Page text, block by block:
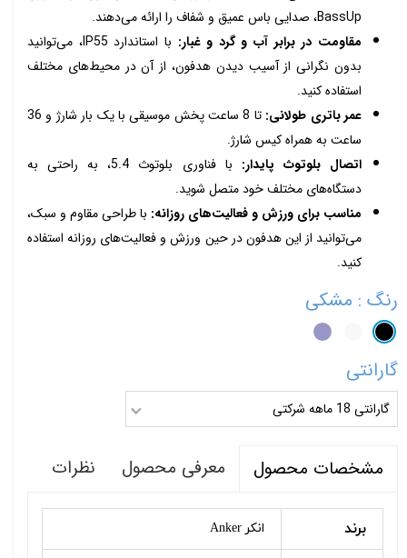
BassUp، صدایی باس عمیق و شفاف را ارائه می‌دهند.
مقاومت در برابر آب و گرد و غبار:
با استاندارد IP55، می‌توانید
بدون نگرانی از آسیب دیدن هدفون، از آن در محیط‌های مختلف
استفاده کنید.
عمر باتری طولانی:
تا 8 ساعت پخش موسیقی با یک بار شارژ و 36
ساعت به همراه کیس شارژ.
اتصال بلوتوث پایدار:
با فناوری بلوتوث 5.4، به راحتی به
دستگاه‌های مختلف خود متصل شوید.
مناسب برای ورزش و فعالیت‌های روزانه: با طراحی مقاوم و سبک،
می‌توانید از این هدفون در حین ورزش و فعالیت‌های روزانه استفاده
کنید.
رنگ : مشکی
گارانتی
گارانتی 18 ماهه شرکتی
مشخصات محصول معرفی محصول نظرات
برند انکر Anker